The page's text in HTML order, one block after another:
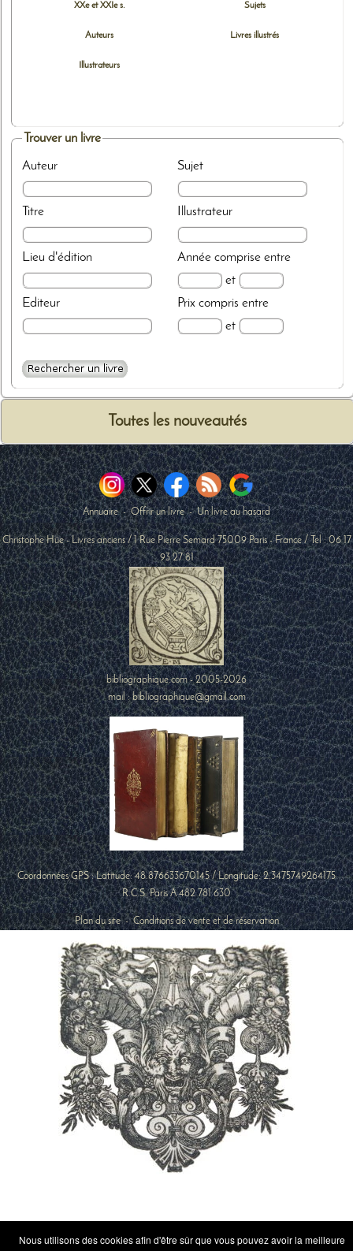
XXe et XXIe s.
Auteurs
Illustrateurs
Sujets
Livres illustrés
Trouver un livre
Auteur
Titre
Lieu d'édition
Editeur
Sujet
Illustrateur
Annéecomprise entre
et
Prixcompris entre
et
Toutes les nouveautés
Annuaire-Offrir un livre-Un livre au hasard
Christophe Hüe - Livres anciens /1 Rue Pierre Semard 75009 Paris-France / Tel :06 17
93 27 81
bibliographique.com - 2005-2026
mail : bibliographique@gmail.com
Coordonnées GPS : Latitude:48.876633670145/ Longitude:2.3475749264175
R.C.S. Paris A 482 781 630
Plan du site-Conditions de vente et de réservation
Nous utilisons des cookies afin d'être sûr que vous pouvez avoir la meilleure